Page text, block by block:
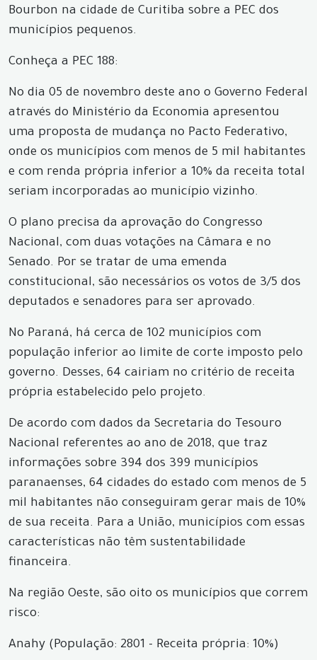
Bourbon na cidade de Curitiba sobre a PEC dos
municípios pequenos.
Conheça a PEC 188:
No dia 05 de novembro deste ano o Governo Federal
através do Ministério da Economia apresentou
uma proposta de mudança no Pacto Federativo,
onde os municípios com menos de 5 mil habitantes
e com renda própria inferior a 10% da receita total
seriam incorporadas ao município vizinho.
O plano precisa da aprovação do Congresso
Nacional, com duas votações na Câmara e no
Senado. Por se tratar de uma emenda
constitucional, são necessários os votos de 3/5 dos
deputados e senadores para ser aprovado.
No Paraná, há cerca de 102 municípios com
população inferior ao limite de corte imposto pelo
governo. Desses, 64 cairiam no critério de receita
própria estabelecido pelo projeto.
De acordo com dados da Secretaria do Tesouro
Nacional referentes ao ano de 2018, que traz
informações sobre 394 dos 399 municípios
paranaenses, 64 cidades do estado com menos de 5
mil habitantes não conseguiram gerar mais de 10%
de sua receita. Para a União, municípios com essas
características não têm sustentabilidade
financeira.
Na região Oeste, são oito os municípios que correm
risco:
Anahy (População: 2801 - Receita própria: 10%)